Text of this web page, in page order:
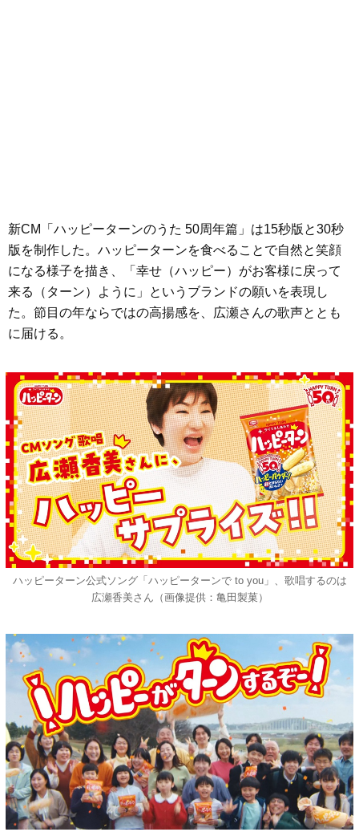
新CM「ハッピーターンのうた 50周年篇」は15秒版と30秒
版を制作した。ハッピーターンを食べることで自然と笑顔
になる様子を描き、「幸せ（ハッピー）がお客様に戻って
来る（ターン）ように」というブランドの願いを表現し
た。節目の年ならではの高揚感を、広瀬さんの歌声ととも
に届ける。
ハッピーターン公式ソング「ハッピーターンで to you」、歌唱するのは
広瀬香美さん（画像提供：亀田製菓）